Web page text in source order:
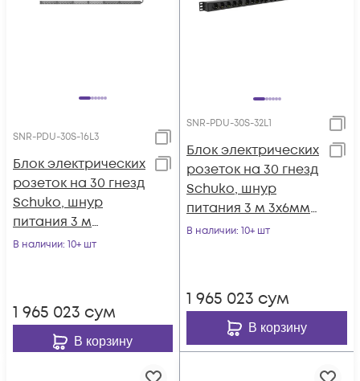
SNR-PDU-30S-16L3
Блок электрических
розеток на 30 гнезд
Schuko, шнур
питания 3 м
5x2,5мм2 с вилкой
В наличии: 10+ шт
1 965 023 сум
В корзину
SNR-PDU-30S-32L1
Блок электрических
розеток на 30 гнезд
Schuko, шнур
питания 3 м 3x6мм2
с вилкой IEC 60309
В наличии: 10+ шт
1 965 023 сум
В корзину